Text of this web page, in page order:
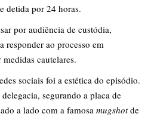
detida por 24 horas.
por audiência de custódia,
responder ao processo em
cautelares.
sociais foi a estética do episódio.
segurando a placa de
a lado com a famosa mugshotde